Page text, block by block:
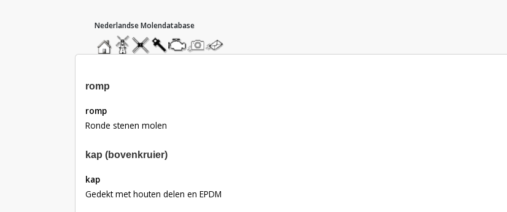
hoofdmenu
homemolendatabase
roedendatabase
assendatabase
motorendatabase
stuur
een
stuur
een
romp
romp
Ronde stenen molen
kap (bovenkruier)
kap
Gedekt met houten delen en EPDM